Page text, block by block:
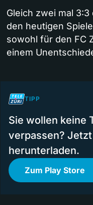
Gleich zwei mal
den heutigen
sowohl für den FC
einem
TIPP
Sie wollen keine
verpassen?
herunterladen.
Zum Play Store